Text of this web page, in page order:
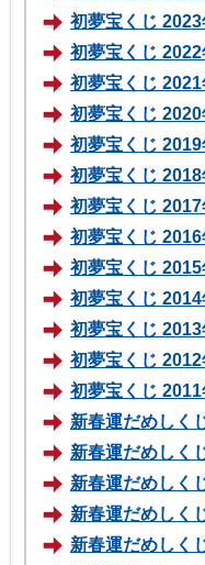
初夢宝くじ
初夢宝くじ
初夢宝くじ
初夢宝くじ
初夢宝くじ
初夢宝くじ
初夢宝くじ
初夢宝くじ
初夢宝くじ
初夢宝くじ
初夢宝くじ
初夢宝くじ
初夢宝くじ
新春運だめしく
新春運だめしく
新春運だめしく
新春運だめしく
新春運だめしく